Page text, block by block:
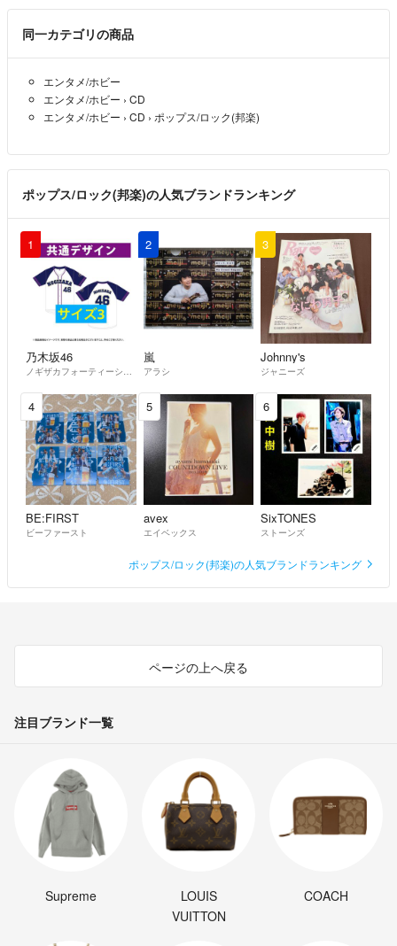
同一カテゴリの商品
エンタメ/ホビー
エンタメ/ホビー › CD
エンタメ/ホビー › CD › ポップス/ロック(邦楽)
ポップス/ロック(邦楽)の人気ブランドランキング
1
乃木坂46
ノギザカフォーティーシックス
2
嵐
アラシ
3
Johnny's
ジャニーズ
4
BE:FIRST
ビーファースト
5
avex
エイベックス
6
SixTONES
ストーンズ
ポップス/ロック(邦楽)の人気ブランドランキング
ページの上へ戻る
注目ブランド一覧
Supreme
LOUIS
VUITTON
COACH